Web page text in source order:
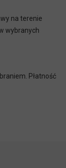
na terenie
wybranych
Płatność